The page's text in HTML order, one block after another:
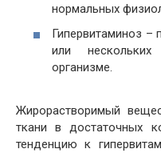
нормальных
Гипервитаминоз –
или
организме.
Жирорастворимый
ткани в достаточных
тенденцию к